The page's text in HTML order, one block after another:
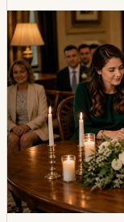
stillen Ritualen, die
sich inszeniert